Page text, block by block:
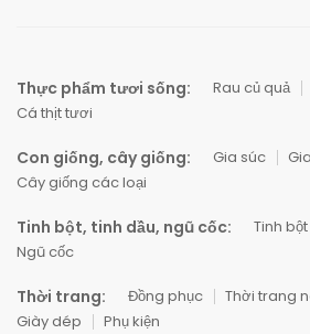
Thực phẩm tươi sống: Rau củ quả
Cá thịt tươi
Con giống, cây giống: Gia súc
Cây giống các loại
Tinh bột, tinh dầu, ngũ cốc: Tinh bột
Ngũ cốc
Thời trang: Đồng phục Thời trang
Giày dép
Phụ kiện